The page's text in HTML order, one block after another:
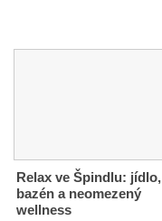
Relax ve Špindlu: jídlo,
bazén a neomezený
wellness